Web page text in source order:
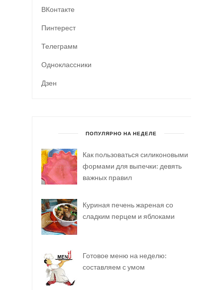
ВКонтакте
Пинтерест
Телеграмм
Одноклассники
Дзен
ПОПУЛЯРНО НА НЕДЕЛЕ
Как пользоваться силиконовыми
формами для выпечки: девять
важных правил
Куриная печень жареная со
сладким перцем и яблоками
Готовое меню на неделю:
составляем с умом